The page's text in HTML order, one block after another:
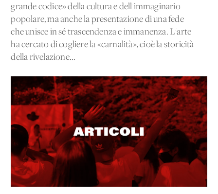
grande codice» della cultura e dell'immaginario
popolare, ma anche la presentazione di una fede
che unisce in sé trascendenza e immanenza. L'arte
ha cercato di cogliere la «carnalità», cioè la storicità
della rivelazione...